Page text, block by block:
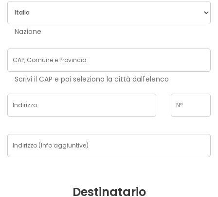
Nazione
Scrivi il CAP e poi seleziona la città dall'elenco
Destinatario